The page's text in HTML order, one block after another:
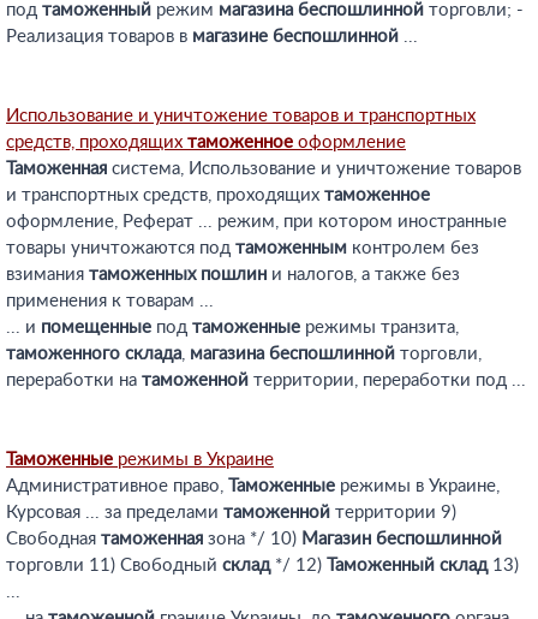
под таможенный режим магазина беспошлинной торговли; -
Реализация товаров в магазине беспошлинной ...
Использование и уничтожение товаров и транспортных
средств, проходящих таможенное оформление
Таможенная система, Использование и уничтожение товаров
и транспортных средств, проходящих таможенное
оформление, Реферат ... режим, при котором иностранные
товары уничтожаются под таможенным контролем без
взимания таможенных пошлин и налогов, а также без
применения к товарам ...
... и помещенные под таможенные режимы транзита,
таможенного склада, магазина беспошлинной торговли,
переработки на таможенной территории, переработки под ...
Таможенные режимы в Украине
Административное право,
Таможенные режимы в Украине,
Курсовая ... за пределами таможенной территории 9)
Свободная таможенная зона */ 10) Магазин беспошлинной
торговли 11) Свободный склад*/ 12) Таможенный склад13)
...